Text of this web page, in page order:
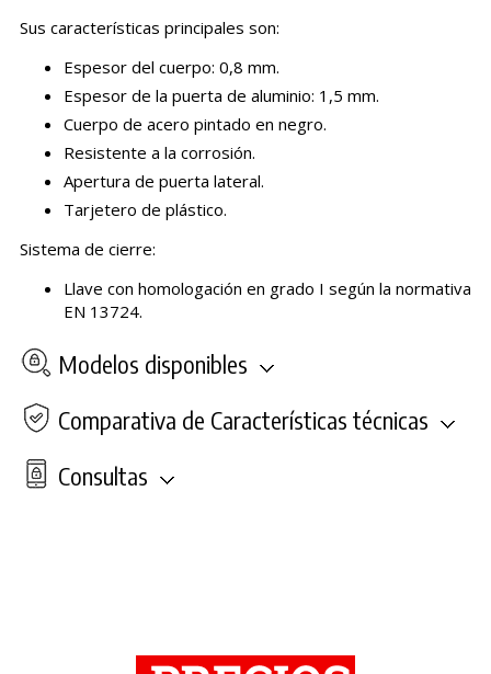
Sus características principales son:
Espesor del cuerpo: 0,8 mm.
Espesor de la puerta de aluminio: 1,5 mm.
Cuerpo de acero pintado en negro.
Resistente a la corrosión.
Apertura de puerta lateral.
Tarjetero de plástico.
Sistema de cierre:
Llave con homologación en grado I según la normativa
EN 13724.
Modelos disponibles
Comparativa de Características técnicas
Consultas